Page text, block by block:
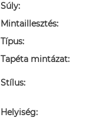
Súly:
Mintaillesztés:
Típus:
Tapéta mintázat:
Stílus:
Helyiség: